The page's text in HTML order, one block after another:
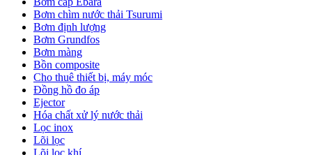
Bơm chìm nước thải Tsurumi
Bơm định lượng
Bơm Grundfos
Bơm màng
Bồn composite
Cho thuê thiết bị, máy móc
Đồng hồ đo áp
Ejector
Hóa chất xử lý nước thải
Lọc inox
Lõi lọc
Lõi lọc khí